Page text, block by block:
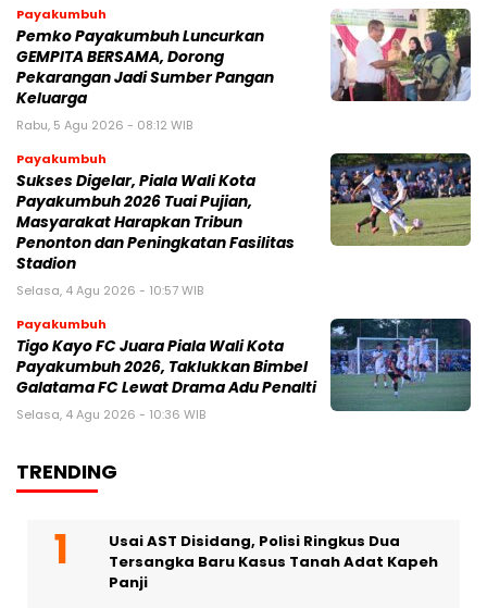
Payakumbuh
Pemko Payakumbuh Luncurkan
GEMPITA BERSAMA, Dorong
Pekarangan Jadi Sumber Pangan
Keluarga
Rabu, 5 Agu 2026 - 08:12 WIB
Payakumbuh
Sukses Digelar, Piala Wali Kota
Payakumbuh 2026 Tuai Pujian,
Masyarakat Harapkan Tribun
Penonton dan Peningkatan Fasilitas
Stadion
Selasa, 4 Agu 2026 - 10:57 WIB
Payakumbuh
Tigo Kayo FC Juara Piala Wali Kota
Payakumbuh 2026, Taklukkan Bimbel
Galatama FC Lewat Drama Adu Penalti
Selasa, 4 Agu 2026 - 10:36 WIB
TRENDING
Usai AST Disidang, Polisi Ringkus Dua
Tersangka Baru Kasus Tanah Adat Kapeh
Panji